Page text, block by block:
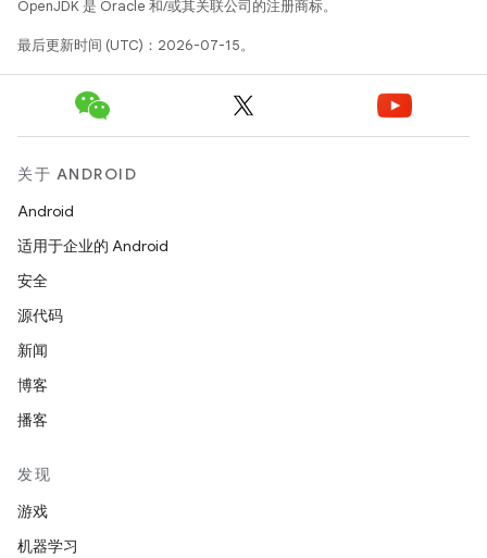
OpenJDK 是 Oracle 和/或其关联公司的注册商标。
最后更新时间 (UTC)：2026-07-15。
关于 ANDROID
Android
适用于企业的 Android
安全
源代码
新闻
博客
播客
发现
游戏
机器学习